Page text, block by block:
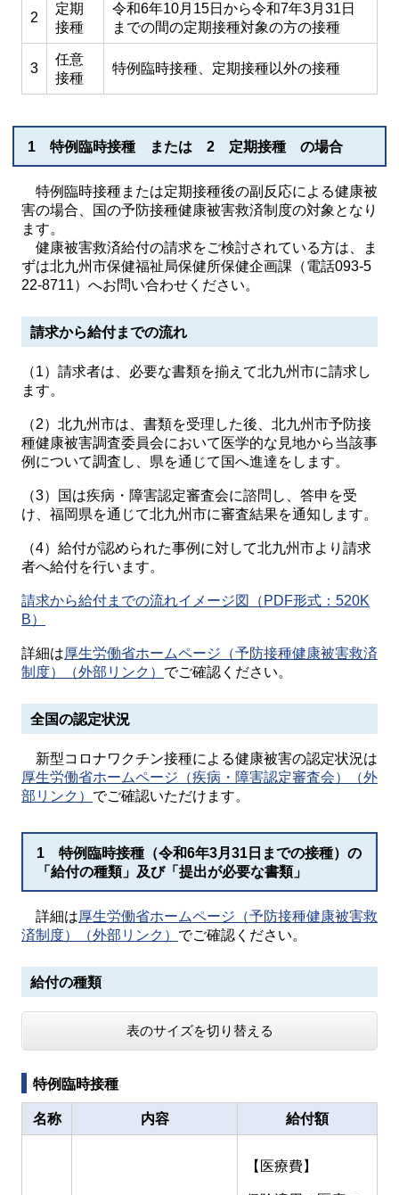
2
定期
接種
令和6年10月15日から令和7年3月31日
までの間の定期接種対象の方の接種
3
任意
接種
特例臨時接種、定期接種以外の接種
1 特例臨時接種 または 2 定期接種 の場合
特例臨時接種または定期接種後の副反応による健康被
害の場合、国の予防接種健康被害救済制度の対象となり
ます。
健康被害救済給付の請求をご検討されている方は、ま
ずは北九州市保健福祉局保健所保健企画課（電話093-5
22-8711）へお問い合わせください。
請求から給付までの流れ
（1）請求者は、必要な書類を揃えて北九州市に請求し
ます。
（2）北九州市は、書類を受理した後、北九州市予防接
種健康被害調査委員会において医学的な見地から当該事
例について調査し、県を通じて国へ進達をします。
（3）国は疾病・障害認定審査会に諮問し、答申を受
け、福岡県を通じて北九州市に審査結果を通知します。
（4）給付が認められた事例に対して北九州市より請求
者へ給付を行います。
請求から給付までの流れイメージ図（PDF形式：520K
B）
詳細は厚生労働省ホームページ（予防接種健康被害救済
制度）（外部リンク） でご確認ください。
全国の認定状況
新型コロナワクチン接種による健康被害の認定状況は
厚生労働省ホームページ（疾病・障害認定審査会）（外
部リンク） でご確認いただけます。
1 特例臨時接種（令和6年3月31日までの接種）の
「給付の種類」及び「提出が必要な書類」
詳細は厚生労働省ホームページ（予防接種健康被害救
済制度）（外部リンク） でご確認ください。
給付の種類
表のサイズを切り替える
特例臨時接種
名称 内容 給付額
【医療費】